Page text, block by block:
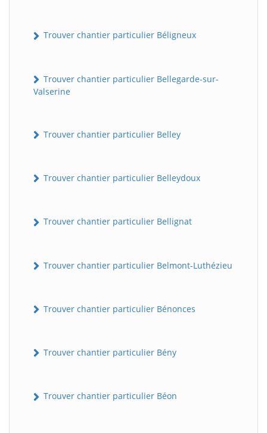
Trouver chantier particulier Béligneux
Trouver chantier particulier Bellegarde-sur-
Valserine
Trouver chantier particulier Belley
Trouver chantier particulier Belleydoux
Trouver chantier particulier Bellignat
Trouver chantier particulier Belmont-Luthézieu
Trouver chantier particulier Bénonces
Trouver chantier particulier Bény
Trouver chantier particulier Béon